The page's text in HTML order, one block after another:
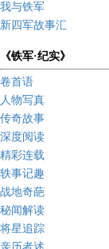
我与铁军
新四军故事汇
《铁军·纪实》
卷首语
人物写真
传奇故事
深度阅读
精彩连载
轶事记趣
战地奇葩
秘闻解读
将星追踪